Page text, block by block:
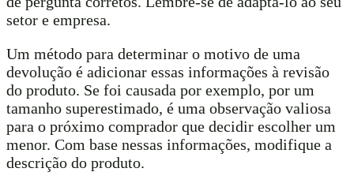
setor e empresa.
Um método para determinar o motivo de uma
devolução é adicionar essas informações à revisão
do produto. Se foi causada por exemplo, por um
tamanho superestimado, é uma observação valiosa
para o próximo comprador que decidir escolher um
menor. Com base nessas informações, modifique a
descrição do produto.